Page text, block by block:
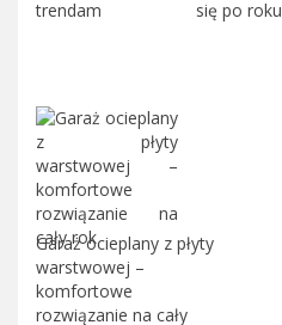
trendam
się po roku
Garaż ocieplany z płyty
warstwowej –
komfortowe
rozwiązanie na cały